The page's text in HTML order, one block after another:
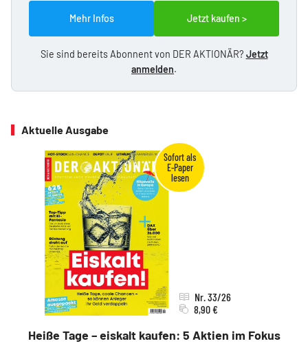
Mehr Infos Jetzt kaufen >
Sie sind bereits Abonnent von DER AKTIONÄR? Jetzt
anmelden.
Aktuelle Ausgabe
Heiße Tage – eiskalt kaufen: 5 Aktien im Fokus
Nr. 33/26
8,90 €